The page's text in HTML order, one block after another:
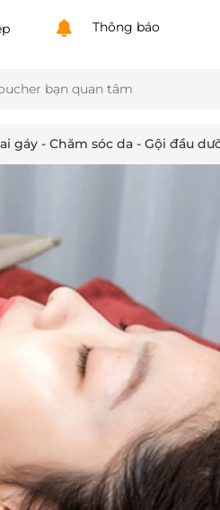
Thông báo
gáy - Chăm sóc da - Gội đầu